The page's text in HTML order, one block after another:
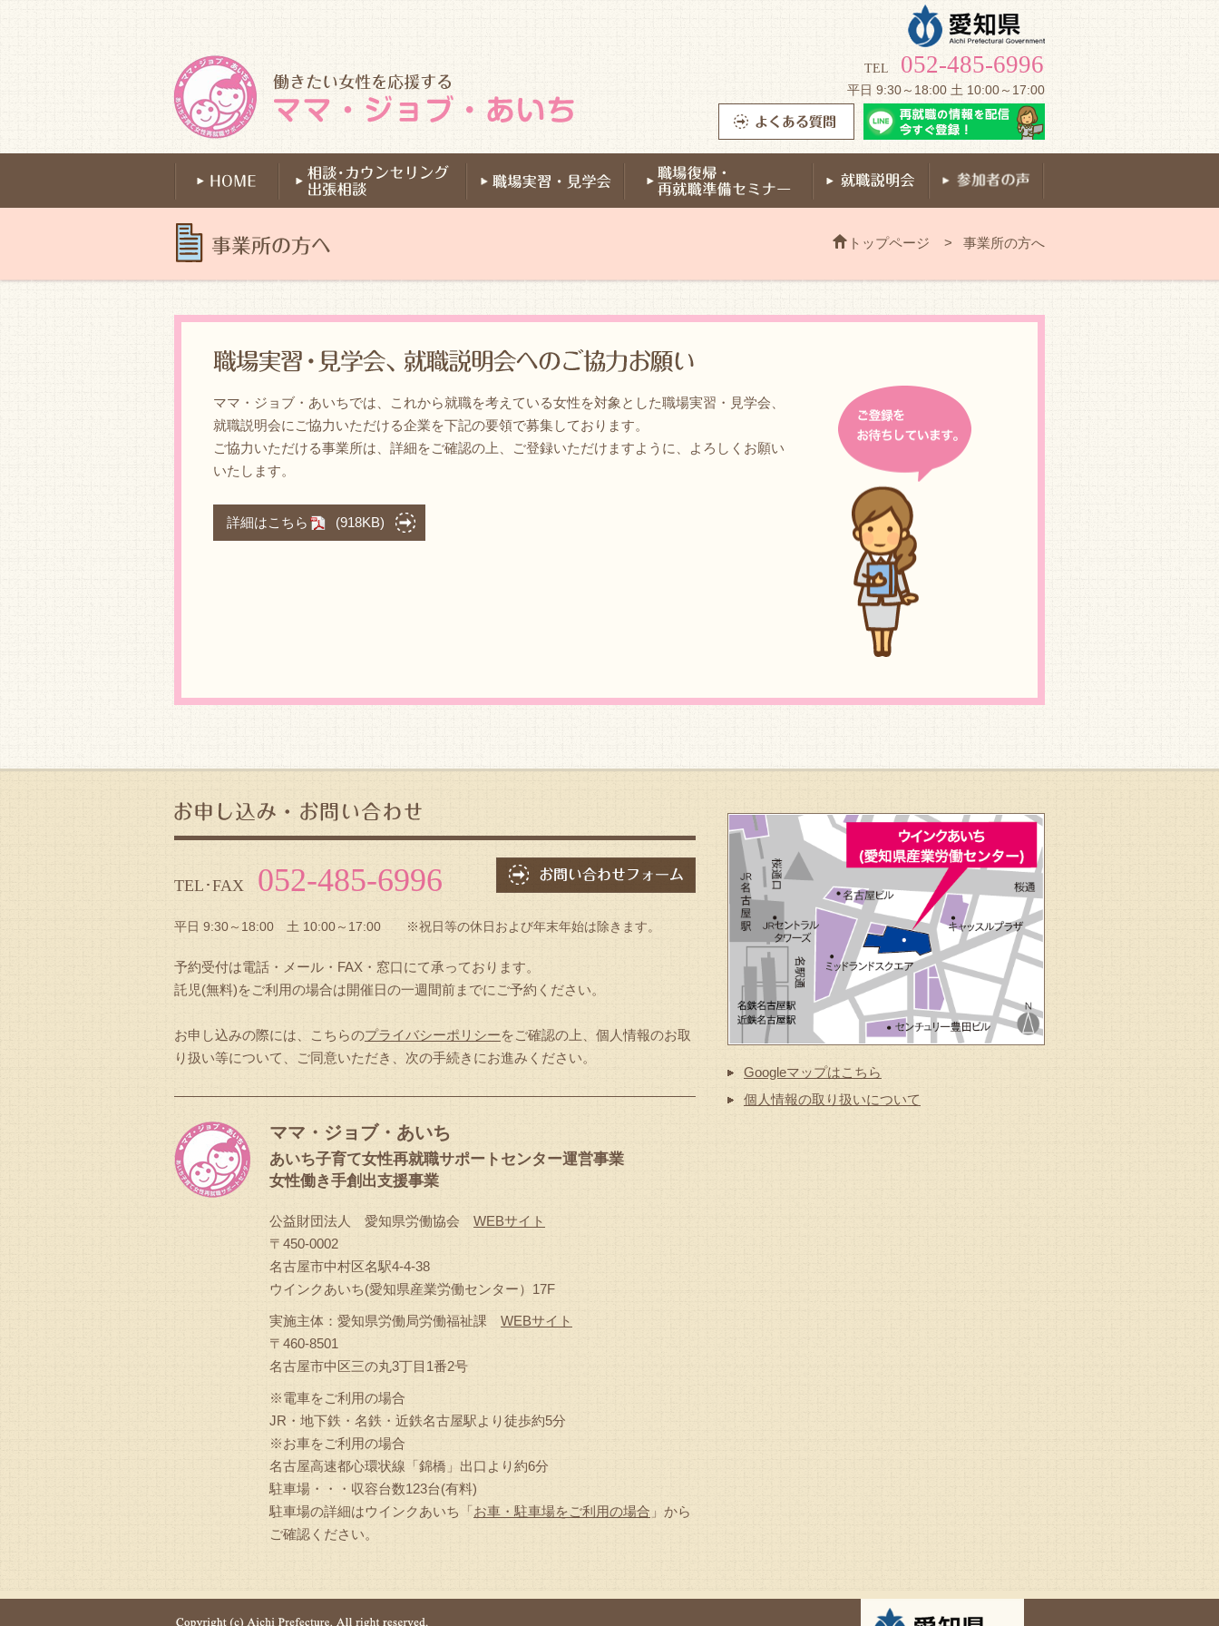
TEL 052-485-6996
平日 9:30～18:00 土 10:00～17:00
トップページ > 事業所の方へ
ママ・ジョブ・あいちでは、これから就職を考えている女性を対象とした職場実習・見学会、
就職説明会にご協力いただける企業を下記の要領で募集しております。
ご協力いただける事業所は、詳細をご確認の上、ご登録いただけますように、よろしくお願い
いたします。
詳細はこちら (918KB)
TEL･FAX 052-485-6996
平日 9:30～18:00 土 10:00～17:00 ※祝日等の休日および年末年始は除きます。
予約受付は電話・メール・FAX・窓口にて承っております。
託児(無料)をご利用の場合は開催日の一週間前までにご予約ください。
お申し込みの際には、こちらのプライバシーポリシーをご確認の上、個人情報のお取
り扱い等について、ご同意いただき、次の手続きにお進みください。
ママ・ジョブ・あいち
あいち子育て女性再就職サポートセンター運営事業
女性働き手創出支援事業
公益財団法人 愛知県労働協会 WEBサイト
〒450-0002
名古屋市中村区名駅4-4-38
ウインクあいち(愛知県産業労働センター）17F
実施主体：愛知県労働局労働福祉課 WEBサイト
〒460-8501
名古屋市中区三の丸3丁目1番2号
※電車をご利用の場合
JR・地下鉄・名鉄・近鉄名古屋駅より徒歩約5分
※お車をご利用の場合
名古屋高速都心環状線「錦橋」出口より約6分
駐車場・・・収容台数123台(有料)
駐車場の詳細はウインクあいち「お車・駐車場をご利用の場合 」から
ご確認ください。
Googleマップはこちら
個人情報の取り扱いについて